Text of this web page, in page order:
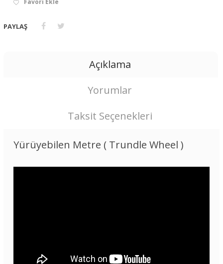
Favori Ekle
PAYLAŞ
Açıklama
Yorumlar
Taksit Seçenekleri
Yürüyebilen Metre ( Trundle Wheel )